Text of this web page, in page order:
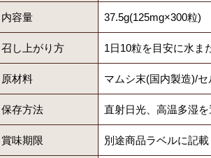
内容量 37.5g(125mg×300粒)
召し上がり方 1日10粒を目安に水ま
原材料 マムシ末(国内製造)/セ
保存方法 直射日光、高温多湿
賞味期限 別途商品ラベルに記載